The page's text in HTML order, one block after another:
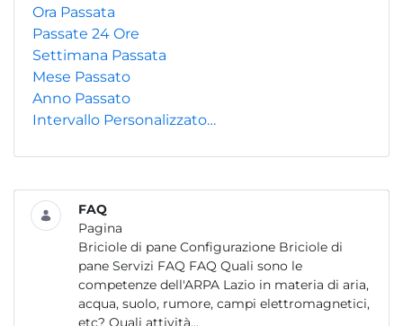
Ora Passata
Passate 24 Ore
Settimana Passata
Mese Passato
Anno Passato
Intervallo Personalizzato…
FAQ
Pagina
Briciole di pane Configurazione Briciole di
pane Servizi FAQ FAQ Quali sono le
competenze dell'ARPA Lazio in materia di aria,
acqua, suolo, rumore, campi elettromagnetici,
etc? Quali attività...